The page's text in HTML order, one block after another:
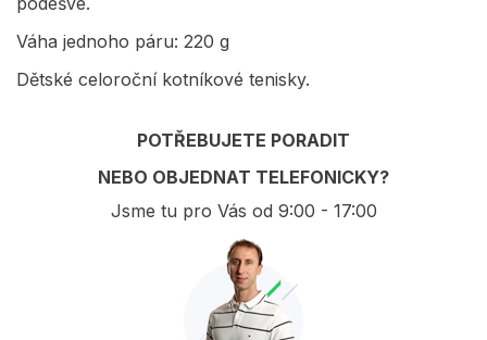
Váha jednoho páru: 220 g
Dětské celoroční kotníkové tenisky.
POTŘEBUJETE PORADIT
NEBO OBJEDNAT TELEFONICKY?
Jsme tu pro Vás od 9:00 - 17:00